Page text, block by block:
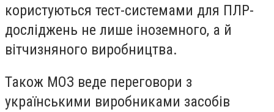
користуються тест-системами для ПЛР-
досліджень не лише іноземного, а й
вітчизняного виробництва.
Також МОЗ веде переговори з
українськими виробниками засобів